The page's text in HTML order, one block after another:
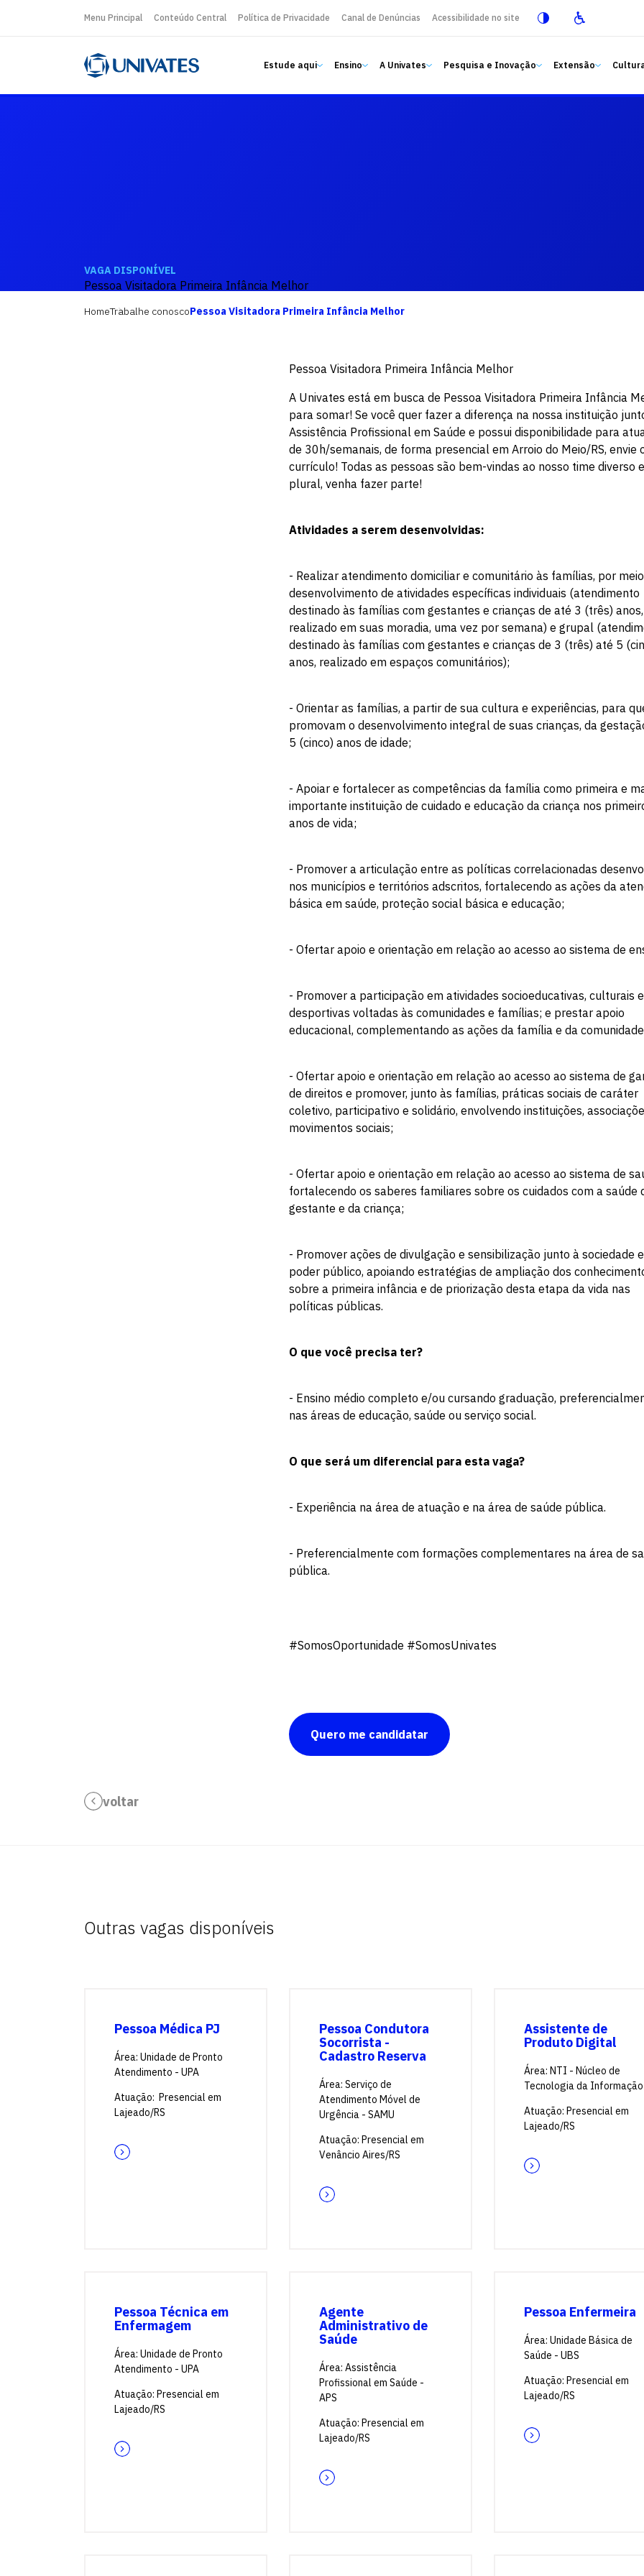
Menu Principal Conteúdo Central Política de Privacidade Canal de Denúncias Acessibilidade no site
Estude aqui Ensino A Univates Pesquisa e Inovação Extensão
VAGA DISPONÍVEL
Pessoa Visitadora Primeira Infância Melhor
HomeTrabalhe conoscoPessoa Visitadora Primeira Infância Melhor
Pessoa Visitadora Primeira Infância Melhor
A Univates está em busca de Pessoa Visitadora Primeira Infância
para somar! Se você quer fazer a diferença na nossa instituição
Assistência Profissional em Saúde e possui disponibilidade para
de 30h/semanais, de forma presencial em Arroio do Meio/RS, envie
currículo! Todas as pessoas são bem-vindas ao nosso time diverso e
plural, venha fazer parte!
Atividades a serem desenvolvidas:
- Realizar atendimento domiciliar e comunitário às famílias, por
desenvolvimento de atividades específicas individuais (atendimento
destinado às famílias com gestantes e crianças de até 3 (três) anos,
realizado em suas moradia, uma vez por semana) e grupal
destinado às famílias com gestantes e crianças de 3 (três) até 5
anos, realizado em espaços comunitários);
- Orientar as famílias, a partir de sua cultura e experiências, para
promovam o desenvolvimento integral de suas crianças, da
5 (cinco) anos de idade;
- Apoiar e fortalecer as competências da família como primeira e
importante instituição de cuidado e educação da criança nos
anos de vida;
- Promover a articulação entre as políticas correlacionadas
nos municípios e territórios adscritos, fortalecendo as ações da
básica em saúde, proteção social básica e educação;
- Ofertar apoio e orientação em relação ao acesso ao sistema de
- Promover a participação em atividades socioeducativas, culturais e
desportivas voltadas às comunidades e famílias; e prestar apoio
educacional, complementando as ações da família e da
- Ofertar apoio e orientação em relação ao acesso ao sistema de
de direitos e promover, junto às famílias, práticas sociais de caráter
coletivo, participativo e solidário, envolvendo instituições,
movimentos sociais;
- Ofertar apoio e orientação em relação ao acesso ao sistema de
fortalecendo os saberes familiares sobre os cuidados com a saúde
gestante e da criança;
- Promover ações de divulgação e sensibilização junto à sociedade
poder público, apoiando estratégias de ampliação dos
sobre a primeira infância e de priorização desta etapa da vida nas
políticas públicas.
O que você precisa ter?
- Ensino médio completo e/ou cursando graduação,
nas áreas de educação, saúde ou serviço social.
O que será um diferencial para esta vaga?
- Experiência na área de atuação e na área de saúde pública.
- Preferencialmente com formações complementares na área de
pública.
#SomosOportunidade #SomosUnivates
Quero me candidatar
voltar
Outras vagas disponíveis
Pessoa Médica PJ
Área: Unidade de Pronto
Atendimento - UPA
Atuação: Presencial em
Lajeado/RS
Pessoa Condutora
Socorrista -
Cadastro Reserva
Área: Serviço de
Atendimento Móvel de
Urgência - SAMU
Atuação: Presencial em
Venâncio Aires/RS
Assistente de
Produto Digital
Área: NTI - Núcleo de
Tecnologia da Informação
Atuação: Presencial em
Lajeado/RS
Pessoa Técnica em
Enfermagem
Área: Unidade de Pronto
Atendimento - UPA
Atuação: Presencial em
Lajeado/RS
Agente
Administrativo de
Saúde
Área: Assistência
Profissional em Saúde -
APS
Atuação: Presencial em
Lajeado/RS
Pessoa Enfermeira
Área: Unidade Básica de
Saúde - UBS
Atuação: Presencial em
Lajeado/RS
Escolha a vaga que você